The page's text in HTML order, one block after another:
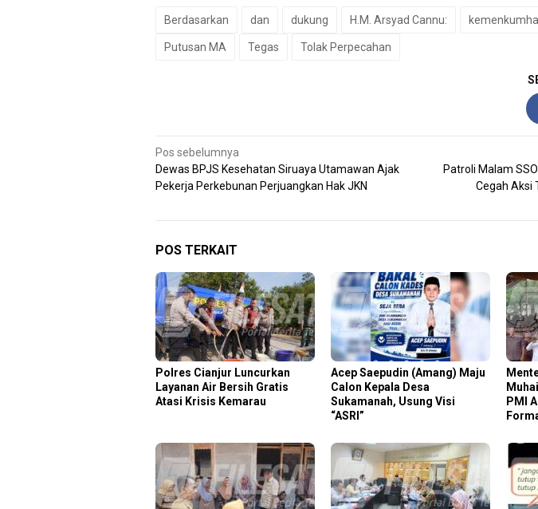
Berdasarkan dan dukung H.M. Arsyad Cannu:
Putusan MA Tegas Tolak Perpecahan
Navigasi
pos
Pos sebelumnya
Dewas BPJS Kesehatan Siruaya Utamawan Ajak
Pekerja Perkebunan Perjuangkan Hak JKN
Patroli Malam
Cegah Aksi
POS TERKAIT
Polres Cianjur Luncurkan
Layanan Air Bersih Gratis
Atasi Krisis Kemarau
Acep Saepudin (Amang) Maju
Calon Kepala Desa
Sukamanah, Usung Visi
“ASRI”
PMI